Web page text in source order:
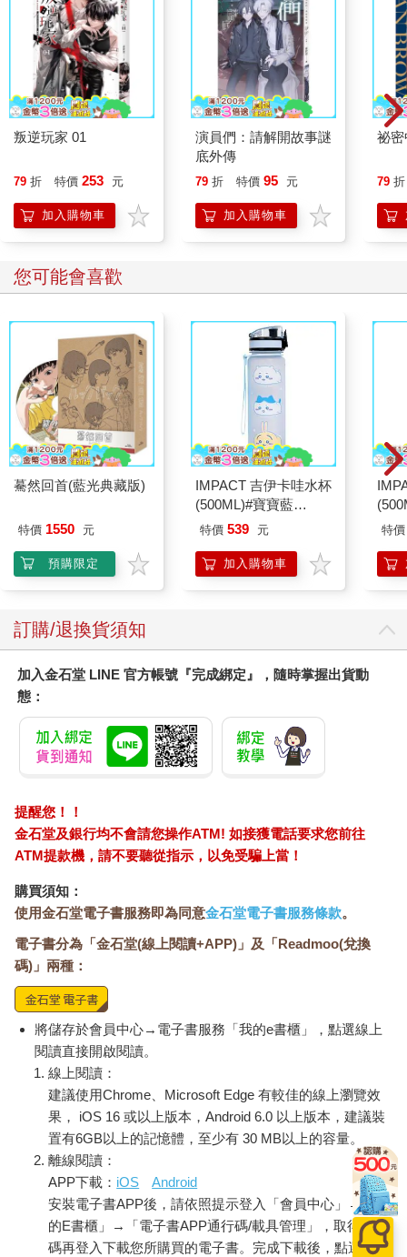
叛逆玩家 01
79 折 特價 253 元
加入購物車
演員們：請解開故事謎
底外傳
79 折 特價 95 元
加入購物車
祕
79 折
您可能會喜歡
驀然回首(藍光典藏版)
特價 1550 元
預購限定
IMPACT 吉伊卡哇水杯
(500ML)#寶寶藍
IMCHB01LB
特價 539 元
加入購物車
特價
訂購/退換貨須知
加入金石堂 LINE 官方帳號『完成綁定』，隨時掌握出貨動
態：
提醒您！！
金石堂及銀行均不會請您操作ATM! 如接獲電話要求您前往
ATM提款機，請不要聽從指示，以免受騙上當！
購買須知：
使用金石堂電子書服務即為同意金石堂電子書服務條款。
電子書分為「金石堂(線上閱讀+APP)」及「Readmoo(兌換
碼)」兩種：
將儲存於會員中心→電子書服務「我的e書櫃」，點選線上
閱讀直接開啟閱讀。
線上閱讀：
建議使用Chrome、Microsoft Edge 有較佳的線上瀏覽效
果， iOS 16 或以上版本，Android 6.0 以上版本，建議裝
置有6GB以上的記憶體，至少有 30 MB以上的容量。
離線閱讀：
APP下載： iOS
Android
安裝電子書APP後，請依照提示登入「會員中心」→「我
的E書櫃」→「電子書APP通行碼/載具管理」，取得通行
碼再登入下載您所購買的電子書。完成下載後，點選任一